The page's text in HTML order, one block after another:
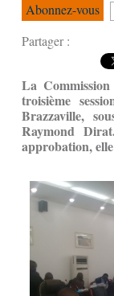
Abonnez-vous
Partager :
La
troisième
Brazzaville,
Raymond
approbation,